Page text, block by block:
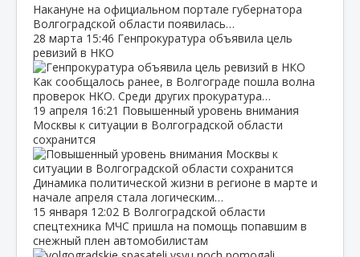
Накануне на официальном портале губернатора
Волгоградской области появилась…
28 марта 15:46 Генпрокуратура объявила цель
ревизий в НКО
Как сообщалось ранее, в Волгограде пошла волна
проверок НКО. Среди других прокуратура…
19 апреля 16:21 Повышенный уровень внимания
Москвы к ситуации в Волгоградской области
сохранится
Динамика политической жизни в регионе в марте и
начале апреля стала логическим…
15 января 12:02 В Волгоградской области
спецтехника МЧС пришла на помощь попавшим в
снежный плен автомобилистам